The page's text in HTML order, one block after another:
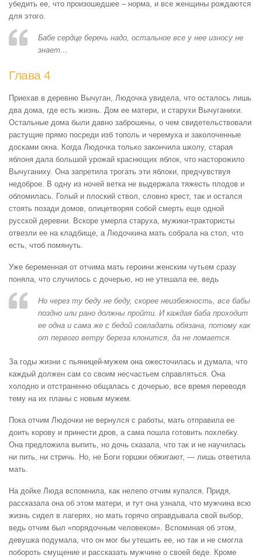
убедить ее, что произошедшее – норма, и все женщины рождаются
для этого.
Бабе сердце беречь надо, остальное все у нее износу не
знает…
Глава 4
Приехав в деревню Вычуган, Людочка увидела, что осталось лишь
два дома, где есть жизнь. Дом ее матери, и старухи Вычуганихи.
Остальные дома были давно заброшены, о чем свидетельствовали
растущие прямо посреди изб тополь и черемуха и заколоченные
досками окна. Когда Людочка только закончила школу, старая
яблоня дала большой урожай краснющих яблок, что насторожило
Вычуганиху. Она запретила трогать эти яблоки, предчувствуя
недоброе. В одну из ночей ветка не выдержала тяжесть плодов и
обломилась. Голый и плоский ствол, словно крест, так и остался
стоять позади домов, олицетворяя собой смерть еще одной
русской деревни. Вскоре умерла старуха, мужики-трактористы
отвезли ее на кладбище, а Людочкина мать собрала на стол, что
есть, чтоб помянуть.
Уже беременная от отчима мать героини женским чутьем сразу
поняла, что случилось с дочерью, но не утешала ее, ведь
Но через ту беду не беду, скорее неизбежность, все бабы
поздно или рано должны пройти. И каждая баба проходит
ее одна и сама же с бедой совладать обязана, потому как
от первого ветру береза клонится, да не ломается.
За годы жизни с пьяницей-мужем она ожесточилась и думала, что
каждый должен сам со своим несчастьем справляться. Она
холодно и отстраненно общалась с дочерью, все время переводя
тему на их планы с новым мужем.
Пока отчим Людочки не вернулся с работы, мать отправила ее
доить корову и принести дров, а сама пошла готовить похлебку.
Она предложила выпить, но дочь сказала, что так и не научилась
ни пить, ни стричь. Но, не Боги горшки обжигают, — лишь ответила
мать.
На дойке Люда вспомнила, как нелепо отчим купался. Придя,
рассказала она об этом матери, и тут она узнала, что мужчина всю
жизнь сидел в лагерях, но мать горячо оправдывала свой выбор,
ведь отчим был «порядочным человеком». Вспоминая об этом,
девушка подумала, что он мог бы утешить ее, но так и не смогла
побороть смущение и рассказать мужчине о своей беде. Кроме